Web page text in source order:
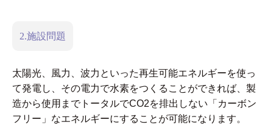
2.施設問題
太陽光、風力、波力といった再生可能エネルギーを使っ
て発電し、その電力で水素をつくることができれば、製
造から使用までトータルでCO2を排出しない「カーボン
フリー」なエネルギーにすることが可能になります。